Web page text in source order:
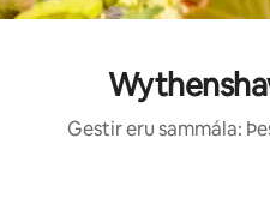
Gestir eru sammála: